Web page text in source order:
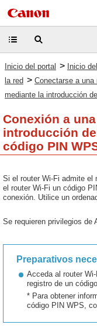
Inicio del portal > Inicio
la red > Conectarse a una
mediante la introducción
Conexión a
introducción
código PIN
Si el router Wi-Fi admite el
el router Wi-Fi un código
conexión. Utilice un
Se requieren privilegios de
Preparativos
Acceda al router
registro de un
* Para obtener
código PIN WPS,